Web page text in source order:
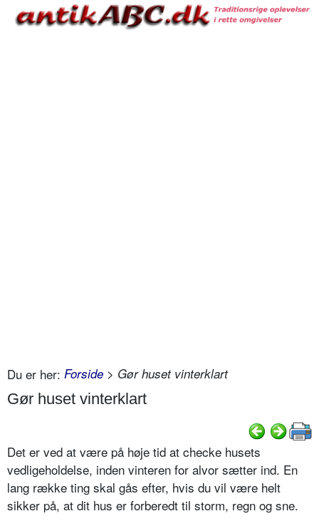
Du er her: Forside > Gør huset vinterklart
Gør huset vinterklart
Det er ved at være på høje tid at checke husets
vedligeholdelse, inden vinteren for alvor sætter ind. En
lang række ting skal gås efter, hvis du vil være helt
sikker på, at dit hus er forberedt til storm, regn og sne.